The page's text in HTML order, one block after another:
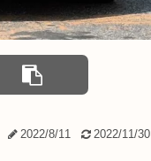
2022/8/11 2022/11/30